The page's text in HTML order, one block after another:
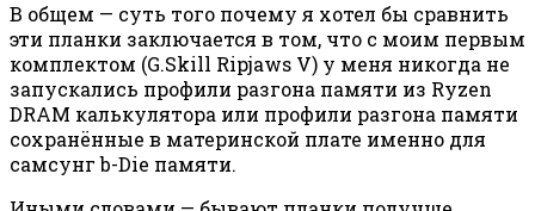
В общем — суть того почему я хотел бы сравнить
эти планки заключается в том, что с моим первым
комплектом (G.Skill Ripjaws V) у меня никогда не
запускались профили разгона памяти из Ryzen
DRAM калькулятора или профили разгона памяти
сохранённые в материнской плате именно для
самсунг b-Die памяти.